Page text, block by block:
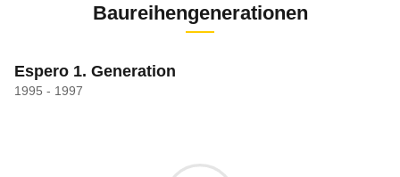
Baureihengenerationen
Espero 1. Generation
1995 - 1997